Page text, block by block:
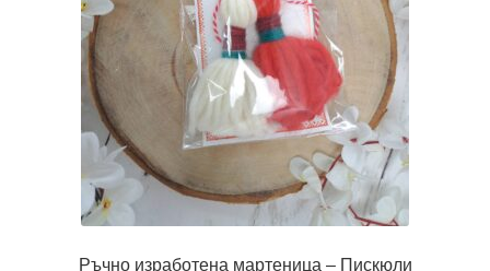
Ръчно изработена мартеница – Пискюли